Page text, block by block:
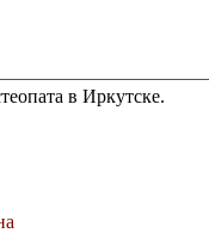
в Иркутске.